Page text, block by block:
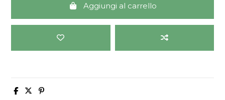
Aggiungi al carrello